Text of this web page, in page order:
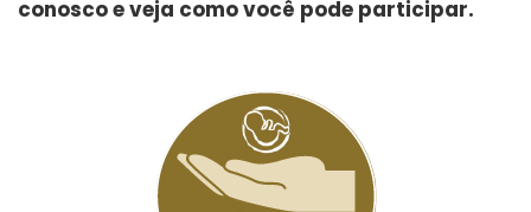
conosco e veja como você pode participar.